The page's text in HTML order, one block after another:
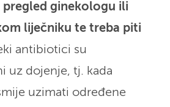
pregled ginekologu ili
liječniku te treba piti
antibiotici su
uz dojenje, tj. kada
uzimati određene